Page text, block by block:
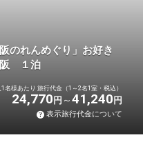
のれんめぐり」お好き
阪 １泊
名様あたり 旅行代金（1～2名1室・税込）
24,770 円 41,240 円
表示旅行代金について